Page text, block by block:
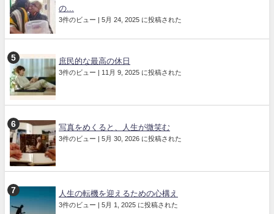
の...
3件のビュー 5月 24, 2025 に投稿された
庶民的な最高の休日
3件のビュー 11月 9, 2025 に投稿された
写真をめくると、人生が微笑む
3件のビュー 5月 30, 2026 に投稿された
人生の転機を迎えるための心構え
3件のビュー 5月 1, 2025 に投稿された